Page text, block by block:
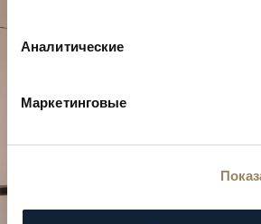
Аналитические
Маркетинговые
Спланируйте свой
ЗАПЛАНИРОВАТЬ